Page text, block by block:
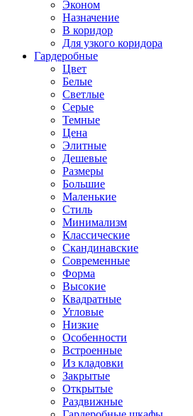
Эконом
Назначение
В коридор
Для узкого коридора
Гардеробные
Цвет
Белые
Светлые
Серые
Темные
Цена
Элитные
Дешевые
Размеры
Большие
Маленькие
Стиль
Минимализм
Классические
Скандинавские
Современные
Форма
Высокие
Квадратные
Угловые
Низкие
Особенности
Встроенные
Из кладовки
Закрытые
Открытые
Раздвижные